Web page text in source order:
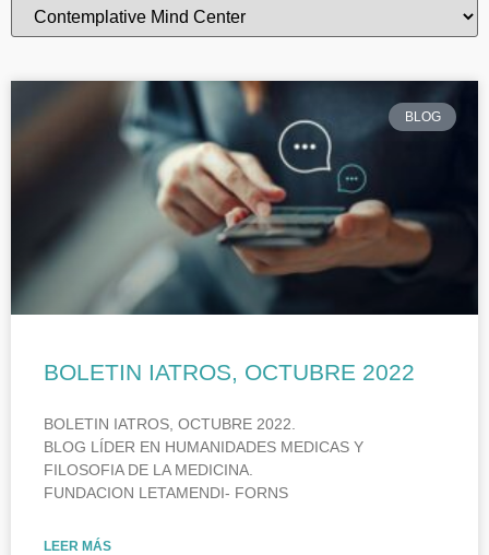
BLOG
BOLETIN IATROS, OCTUBRE 2022
BOLETIN IATROS, OCTUBRE 2022.
BLOG LÍDER EN HUMANIDADES MEDICAS Y
FILOSOFIA DE LA MEDICINA.
FUNDACION LETAMENDI- FORNS
LEER MÁS